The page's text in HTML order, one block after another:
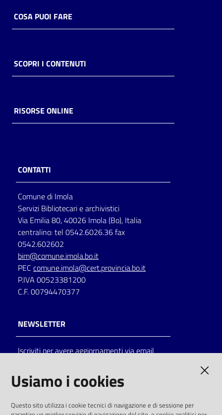
COSA PUOI FARE
SCOPRI I CONTENUTI
RISORSE ONLINE
CONTATTI
Comune di Imola
Servizi Bibliotecari e archivistici
Via Emilia 80, 40026 Imola (Bo), Italia
centralino: tel 0542.6026.36 fax
0542.602602
bim@comune.imola.bo.it
PEC comune.imola@cert.provincia.bo.it
P.IVA 00523381200
C.F. 00794470377
NEWSLETTER
Iscriviti per avere aggiornamenti via email
solo alle condizioni previste dalla direttiva
Usiamo i cookies
Questo sito utilizza i cookie tecnici di navigazione e di sessione per